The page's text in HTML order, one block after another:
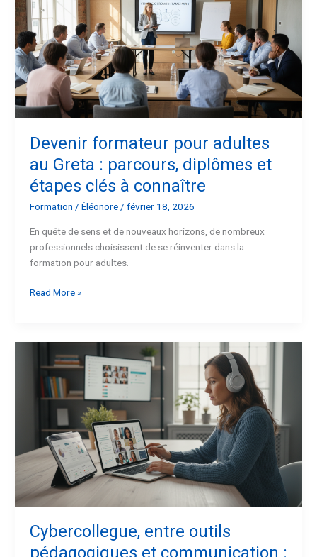
Devenir formateur pour adultes
au Greta : parcours, diplômes et
étapes clés à connaître
Formation / Éléonore / février 18, 2026
En quête de sens et de nouveaux horizons, de nombreux
professionnels choisissent de se réinventer dans la
formation pour adultes.
adultes
au
Greta
:
parcours,
diplômes
étapes
à
connaître
Read More »
Cybercollegue, entre outils
entre
outils
pédagogiques
communication
tout
savoir